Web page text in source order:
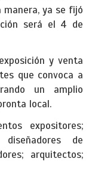
manera, ya se fijó
será el 4 de
y venta
que convoca a
un amplio
local.
expositores;
de
arquitectos;